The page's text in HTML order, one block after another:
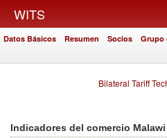
WITS
Datos Básicos Resumen Socios Grupo
Bilateral Tariff
Indicadores del comercio Malawi